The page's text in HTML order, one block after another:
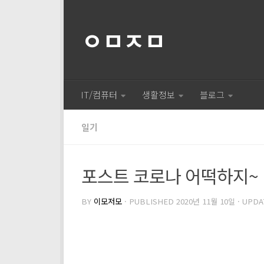
ㅇㅁㅈㅁ
IT/컴퓨터 생활정보 블로그
일기
포스트 코로나 어떡하지~
BY 이모저모 · PUBLISHED 2020년 11월 10일 ·